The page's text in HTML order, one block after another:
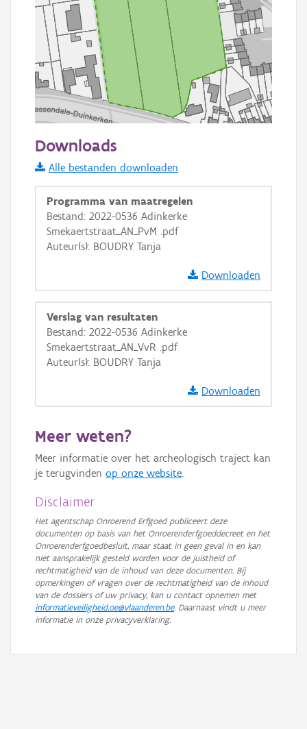
Informatie Vlaanderen
i
+ −
Basis Lagen
OSM-Basiskaart
GRB-Basiskaart
GRB-Basiskaart in grijswaarden
Downloads
Alle bestanden downloaden
Programma van maatregelen
Bestand: 2022-0536 Adinkerke
Smekaertstraat_AN_PvM .pdf
Auteur(s): BOUDRY Tanja
Downloaden
Verslag van resultaten
Bestand: 2022-0536 Adinkerke
Smekaertstraat_AN_VvR .pdf
Auteur(s): BOUDRY Tanja
Downloaden
Meer weten?
Meer informatie over het archeologisch traject kan
je terugvinden op onze website.
Disclaimer
Het agentschap Onroerend Erfgoed publiceert deze
documenten op basis van het Onroerenderfgoeddecreet en het
Onroerenderfgoedbesluit, maar staat in geen geval in en kan
niet aansprakelijk gesteld worden voor de juistheid of
rechtmatigheid van de inhoud van deze documenten. Bij
opmerkingen of vragen over de rechtmatigheid van de inhoud
van de dossiers of uw privacy, kan u contact opnemen met
informatieveiligheid.oe@vlaanderen.be. Daarnaast vindt u meer
informatie in onze privacyverklaring.